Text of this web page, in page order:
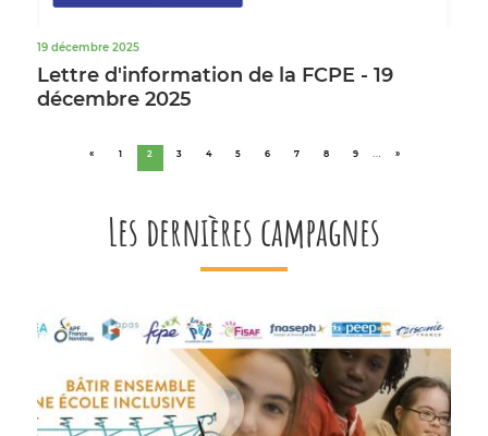
19 décembre 2025
Lettre d'information de la FCPE - 19
décembre 2025
« 1 2 3 4 5 6 7 8 9 »
Les dernières campagnes